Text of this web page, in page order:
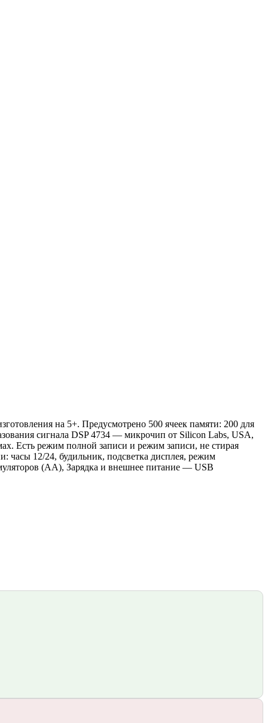
на 5+. Предусмотрено 500 ячеек памяти: 200 для
сигнала DSP 4734 — микрочип от Silicon Labs, USA,
Есть режим полной записи и режим записи, не стирая
часы 12/24, будильник, подсветка дисплея, режим
(АА), Зарядка и внешнее питание — USB